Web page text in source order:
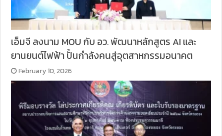
เอ็มจี ลงนาม MOU กับ อว. พัฒนาหลักสูตร AI และ
ยานยนต์ไฟฟ้า ปั้นกำลังคนสู่อุตสาหกรรมอนาคต
February 10, 2026